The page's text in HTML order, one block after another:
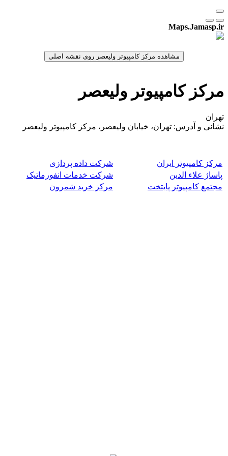
Maps.Jamasp.ir
مرکز کامپیوتر ولیعصر
تهران
نشانی و آدرس: تهران، خیابان ولیعصر، مرکز کامپیوتر ولیعصر
مرکز کامپیوتر ایران
شرکت داده پردازی
پاساژ علاء الدین
شرکت خدمات انفورماتیک
مجتمع کامپیوتر پایتخت
مرکز خرید شمرون